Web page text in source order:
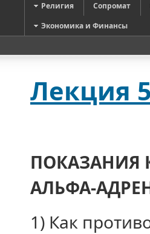
Религия
Сопромат
Экономика и Финансы
Лекция
ПОКАЗАНИЯ
АЛЬФА-
1) Как